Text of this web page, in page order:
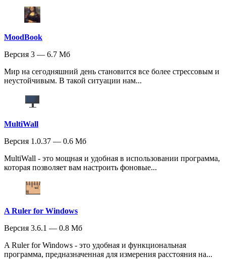
MoodBook
Версия 3 — 6.7 Мб
Мир на сегодняшний день становится все более стрессовым и
неустойчивым. В такой ситуации нам...
MultiWall
Версия 1.0.37 — 0.6 Мб
MultiWall - это мощная и удобная в использовании программа,
которая позволяет вам настроить фоновые...
A Ruler for Windows
Версия 3.6.1 — 0.8 Мб
A Ruler for Windows - это удобная и функциональная
программа, предназначенная для измерения расстояния на...